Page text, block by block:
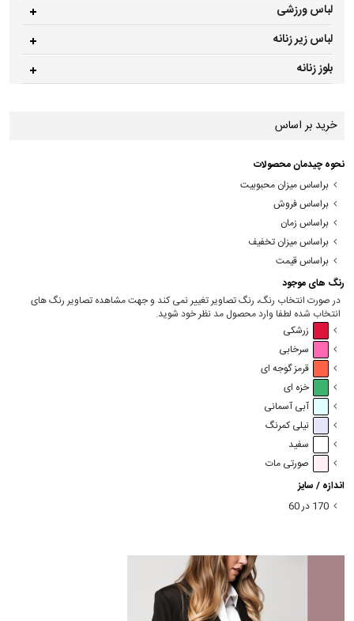
لباس ورزشی
لباس زیر زنانه
بلوز زنانه
خرید بر اساس
نحوه چیدمان محصولات
براساس میزان محبوبیت
براساس فروش
براساس زمان
براساس میزان تخفیف
براساس قیمت
رنگ های موجود
در صورت انتخاب رنگ، رنگ تصاویر تغییر نمی کند و جهت مشاهده تصاویر رنگ های
انتخاب شده لطفا وارد محصول مد نظر خود شوید.
زرشکی
سرخابی
قرمز گوجه ای
خزه ای
آبی آسمانی
نیلی کمرنگ
سفید
صورتی مات
اندازه / سایز
170 در 60